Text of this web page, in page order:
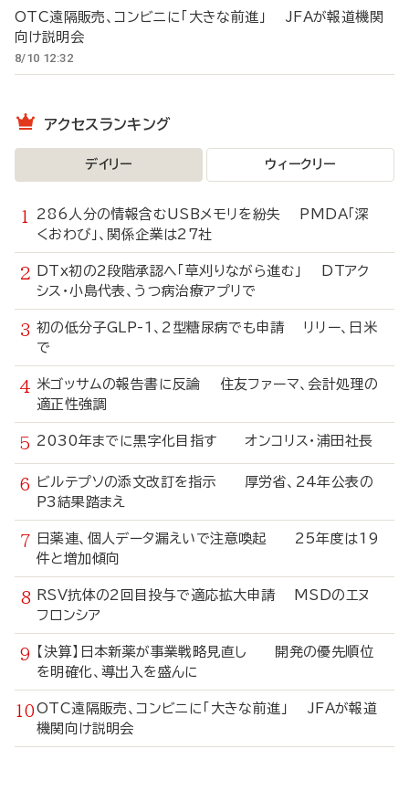
OTC遠隔販売、コンビニに「大きな前進」 JFAが報道機関
向け説明会
8/10 12:32
アクセスランキング
デイリー ウィークリー
286人分の情報含むUSBメモリを紛失 PMDA「深
くおわび」、関係企業は27社
DTx初の2段階承認へ「草刈りながら進む」 DTアク
シス・小島代表、うつ病治療アプリで
初の低分子GLP-1、2型糖尿病でも申請 リリー、日米
で
米ゴッサムの報告書に反論 住友ファーマ、会計処理の
適正性強調
2030年までに黒字化目指す オンコリス・浦田社長
ビルテプソの添文改訂を指示 厚労省、24年公表の
P3結果踏まえ
日薬連、個人データ漏えいで注意喚起 25年度は19
件と増加傾向
RSV抗体の2回目投与で適応拡大申請 MSDのエヌ
フロンシア
【決算】日本新薬が事業戦略見直し 開発の優先順位
を明確化、導出入を盛んに
OTC遠隔販売、コンビニに「大きな前進」 JFAが報道
機関向け説明会